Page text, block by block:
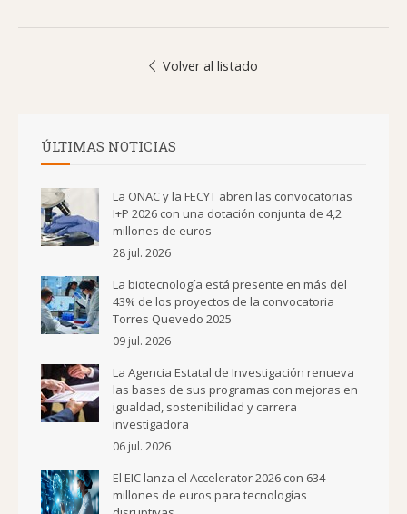
Volver al listado
ÚLTIMAS NOTICIAS
La ONAC y la FECYT abren las convocatorias
I+P 2026 con una dotación conjunta de 4,2
millones de euros
28 jul. 2026
La biotecnología está presente en más del
43% de los proyectos de la convocatoria
Torres Quevedo 2025
09 jul. 2026
La Agencia Estatal de Investigación renueva
las bases de sus programas con mejoras en
igualdad, sostenibilidad y carrera
investigadora
06 jul. 2026
El EIC lanza el Accelerator 2026 con 634
millones de euros para tecnologías